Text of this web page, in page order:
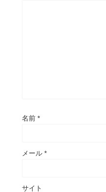
名前 *
メール *
サイト